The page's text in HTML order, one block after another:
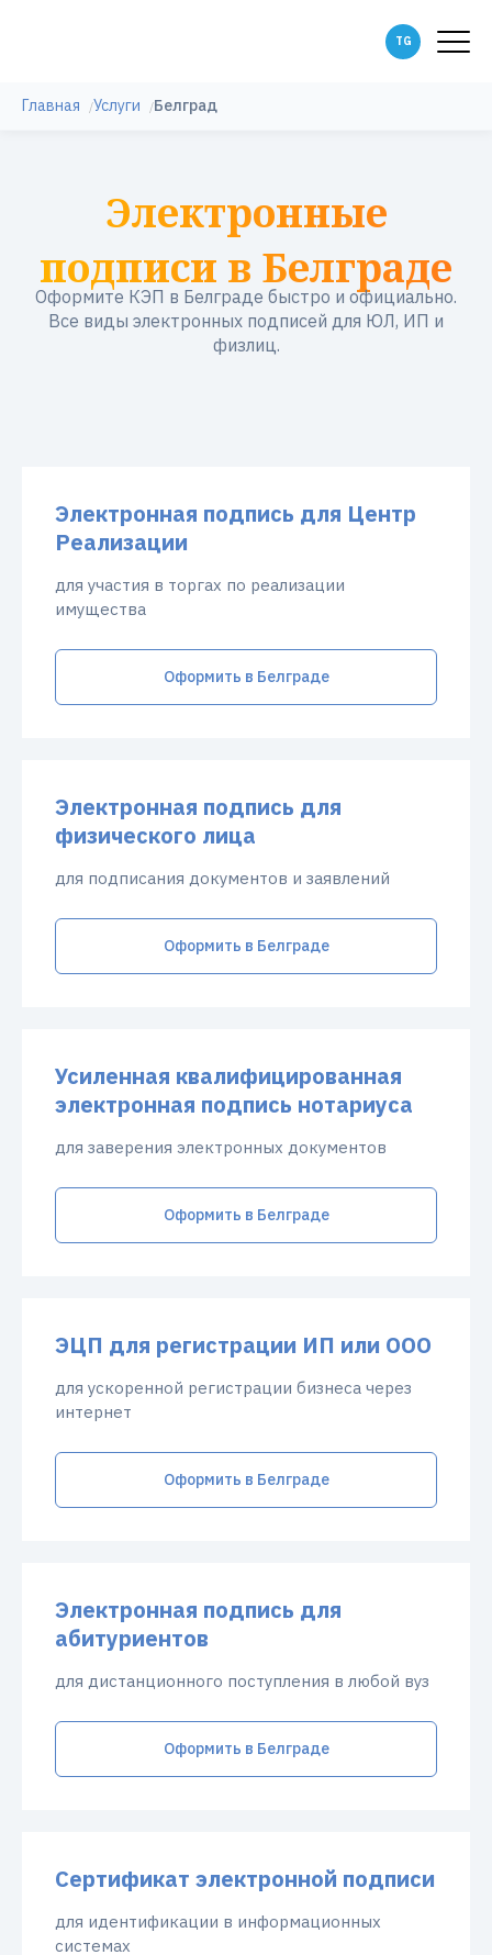
Главная Услуги Белград
Электронные
подписи в Белграде
Оформите КЭП в Белграде быстро и официально.
Все виды электронных подписей для ЮЛ, ИП и
физлиц.
Электронная подпись для Центр
Реализации
для участия в торгах по реализации
имущества
Оформить в Белграде
Электронная подпись для
физического лица
для подписания документов и заявлений
Оформить в Белграде
Усиленная квалифицированная
электронная подпись нотариуса
для заверения электронных документов
Оформить в Белграде
ЭЦП для регистрации ИП или ООО
для ускоренной регистрации бизнеса через
интернет
Оформить в Белграде
Электронная подпись для
абитуриентов
для дистанционного поступления в любой вуз
Оформить в Белграде
Сертификат электронной подписи
для идентификации в информационных
системах